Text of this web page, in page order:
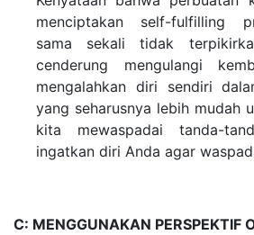
menciptakan self-fulfilling
sama sekali tidak
cenderung mengulangi
mengalahkan diri sendiri
yang seharusnya lebih mudah
kita mewaspadai tanda-
ingatkan diri Anda agar
C: MENGGUNAKAN PERSPEKTIF